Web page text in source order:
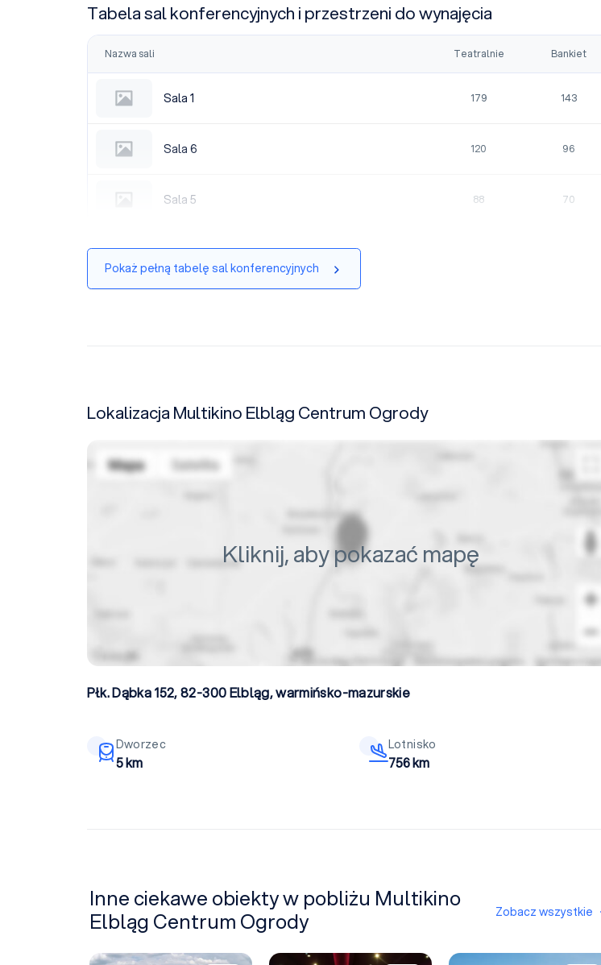
Tabela sal konferencyjnych i przestrzeni do wynajęcia
Nazwa sali Teatralnie Bankiet
Sala 1
Sala 1 179 143
Sala 6
Sala 6 120 96
Sala 5 88 70
Pokaż pełną tabelę sal konferencyjnych
Lokalizacja Multikino Elbląg Centrum Ogrody
Kliknij, aby pokazać mapę
Płk. Dąbka 152, 82-300Elbląg,warmińsko-mazurskie
Dworzec
5 km
Lotnisko
756 km
Inne ciekawe obiekty w pobliżu Multikino
Elbląg Centrum Ogrody
Zobacz wszystkie